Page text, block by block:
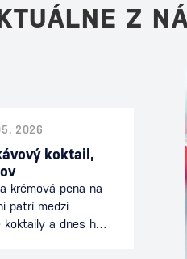
Z
2026
koktail,
krémová pena na
patrí medzi
koktaily a dnes ho